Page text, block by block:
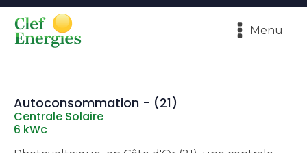
Menu
Autoconsommation - (21)
Centrale Solaire
6 kWc